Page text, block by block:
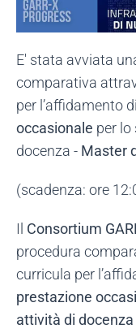
E' stata avviata
comparativa
per l’affidamento
occasionale per
docenza - Master
(scadenza: ore
Il Consortium
procedura
curricula per
prestazione
attività di docenza